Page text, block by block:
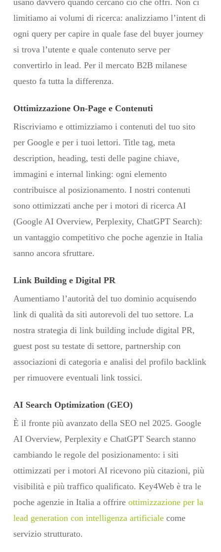
limitiamo ai volumi di ricerca: analizziamo l’intent di
ogni query per capire in quale fase del buyer journey
si trova l’utente e quale contenuto serve per
convertirlo in lead. Per il mercato B2B milanese
questo fa tutta la differenza.
Ottimizzazione On-Page e Contenuti
Riscriviamo e ottimizziamo i contenuti del tuo sito
per Google e per i tuoi lettori. Title tag, meta
description, heading, testi delle pagine chiave,
immagini e internal linking: ogni elemento
contribuisce al posizionamento. I nostri contenuti
sono ottimizzati anche per i motori di ricerca AI
(Google AI Overview, Perplexity, ChatGPT Search):
un vantaggio competitivo che poche agenzie in Italia
sanno ancora sfruttare.
Link Building e Digital PR
Aumentiamo l’autorità del tuo dominio acquisendo
link di qualità da siti autorevoli del tuo settore. La
nostra strategia di link building include digital PR,
guest post su testate di settore, partnership con
associazioni di categoria e analisi del profilo backlink
per rimuovere eventuali link tossici.
AI Search Optimization (GEO)
È il fronte più avanzato della SEO nel 2025. Google
AI Overview, Perplexity e ChatGPT Search stanno
cambiando le regole del posizionamento: i siti
ottimizzati per i motori AI ricevono più citazioni, più
visibilità e più traffico qualificato. Key4Web è tra le
poche agenzie in Italia a offrire ottimizzazione per la
lead generation con intelligenza artificialecome
servizio strutturato.